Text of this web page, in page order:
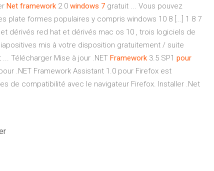
Net framework 2 0 windows 7 gratuit ... Vous pouvez
plate formes populaires y compris windows 10 8 [...] 1 8 7
dérivés red hat et dérivés mac os 10 , trois logiciels de
mis à votre disposition gratuitement / suite
Télécharger Mise à jour .NET Framework 3.5 SP1 pour
.NET Framework Assistant 1.0 pour Firefox est
de compatibilité avec le navigateur Firefox. Installer .Net